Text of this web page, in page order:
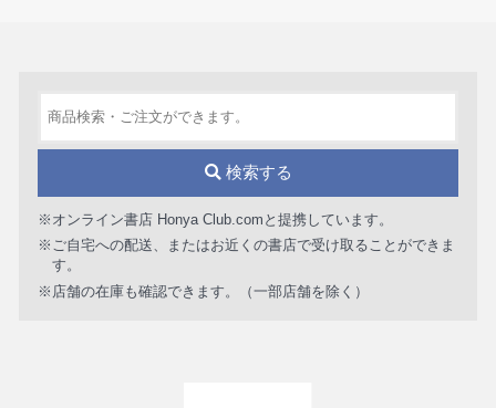
検索する
※オンライン書店 Honya Club.comと提携しています。
※ご自宅への配送、またはお近くの書店で受け取ることができま
す。
※店舗の在庫も確認できます。（一部店舗を除く）